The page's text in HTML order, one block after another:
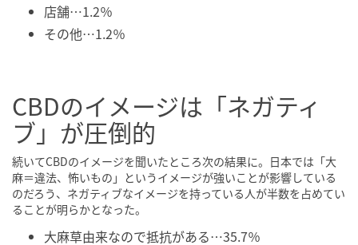
店舗…1.2％
その他…1.2％
CBDのイメージは「ネガティ
ブ」が圧倒的
続いてCBDのイメージを聞いたところ次の結果に。日本では「大
麻＝違法、怖いもの」というイメージが強いことが影響している
のだろう、ネガティブなイメージを持っている人が半数を占めてい
ることが明らかとなった。
大麻草由来なので抵抗がある…35.7％